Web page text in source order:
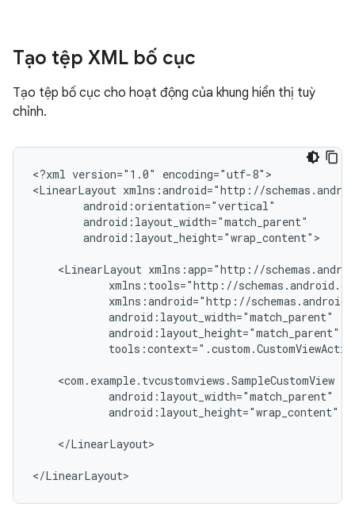
Tạo tệp XML bố cục
Tạo tệp bố cục cho hoạt động của khung hiển thị tuỳ
chỉnh.
<?xml version="1.0"
encoding="utf-8">
<LinearLayout
android:layout_height="wrap_content">
<LinearLayout
android:layout_height="wrap_content"
</LinearLayout>
</LinearLayout>